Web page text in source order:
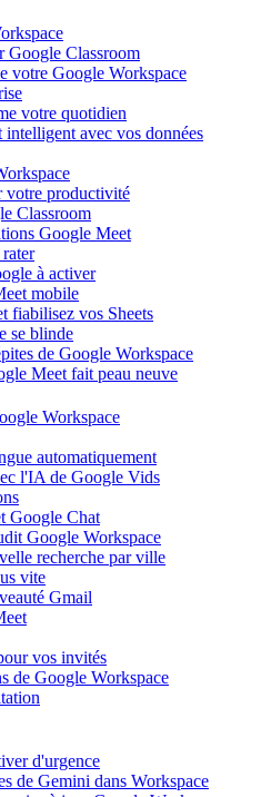
Google Classroom
votre Google Workspace
votre quotidien
avec vos données
votre productivité
Classroom
Google Meet
à activer
mobile
fiabilisez vos Sheets
se blinde
de Google Workspace
Meet fait peau neuve
Workspace
automatiquement
l'IA de Google Vids
Google Chat
Google Workspace
recherche par ville
vite
Gmail
vos invités
de Google Workspace
d'urgence
de Gemini dans Workspace